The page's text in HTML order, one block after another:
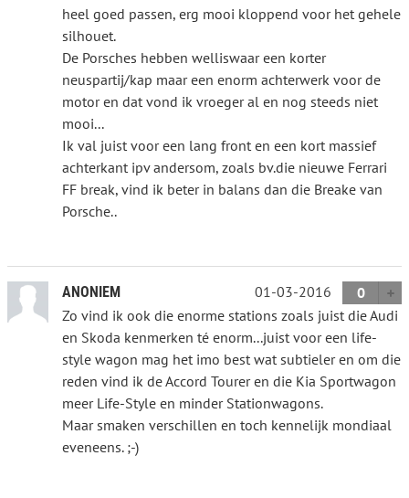
heel goed passen, erg mooi kloppend voor het gehele
silhouet.
De Porsches hebben welliswaar een korter
neuspartij/kap maar een enorm achterwerk voor de
motor en dat vond ik vroeger al en nog steeds niet
mooi...
Ik val juist voor een lang front en een kort massief
achterkant ipv andersom, zoals bv.die nieuwe Ferrari
FF break, vind ik beter in balans dan die Breake van
Porsche..
ANONIEM 01-03-2016
0
Zo vind ik ook die enorme stations zoals juist die Audi
en Skoda kenmerken té enorm...juist voor een life-
style wagon mag het imo best wat subtieler en om die
reden vind ik de Accord Tourer en die Kia Sportwagon
meer Life-Style en minder Stationwagons.
Maar smaken verschillen en toch kennelijk mondiaal
eveneens. ;-)